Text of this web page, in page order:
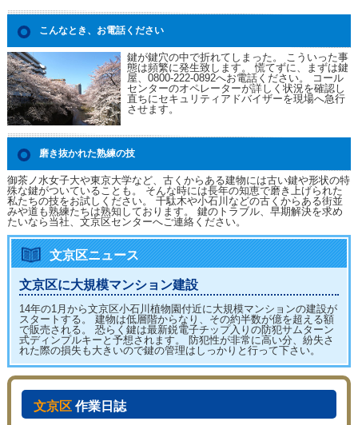
こんなとき、お電話ください
鍵が鍵穴の中で折れてしまった。 こういった事
態は頻繁に発生致します。 慌てずに、まずは鍵
屋、0800-222-0892へお電話ください。 コール
センターのオペレーターが詳しく状況を確認し
直ちにセキュリティアドバイザーを現場へ急行
させます。
磨き抜かれた熟練の技
御茶ノ水女子大や東京大学など、古くからある建物には古い鍵や形状の特
殊な鍵がついていることも。 そんな時には長年の知恵で磨き上げられた
私たちの技をお試しください。 千駄木や小石川などの古くからある街並
みや道も熟練たちは熟知しております。 鍵のトラブル、早期解決を求め
たいなら当社、文京区センターへご連絡ください。
文京区ニュース
文京区に大規模マンション建設
14年の1月から文京区小石川植物園付近に大規模マンションの建設が
スタートする。 建物は低層階からなり、その約半数が億を超える額
で販売される。 恐らく鍵は最新鋭電子チップ入りの防犯サムターン
式ディンプルキーと予想されます。 防犯性が非常に高い分、紛失さ
れた際の損失も大きいので鍵の管理はしっかりと行って下さい。
文京区作業日誌